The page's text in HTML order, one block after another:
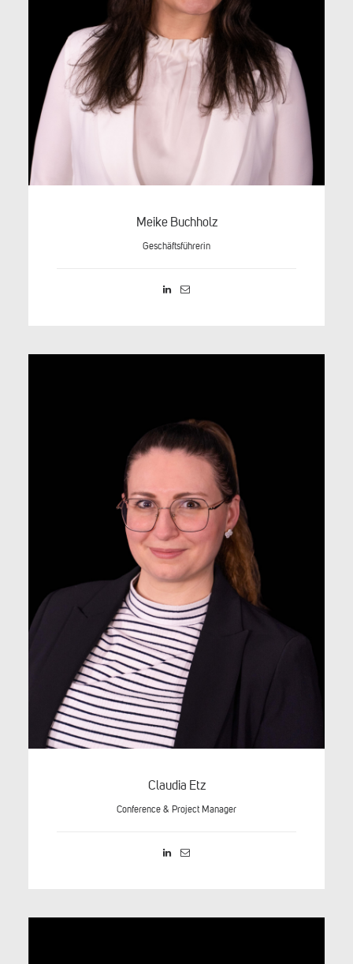
Meike Buchholz
Geschäftsführerin
Claudia Etz
Conference & Project Manager